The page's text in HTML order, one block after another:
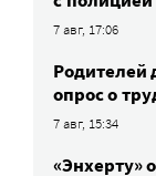
7 авг, 17:06
Родителей
опрос о
7 авг, 15:34
«Энхерту»